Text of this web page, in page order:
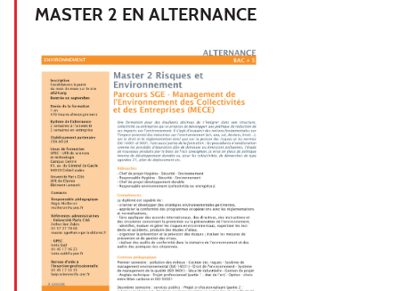
MASTER 2 EN ALTERNANCE